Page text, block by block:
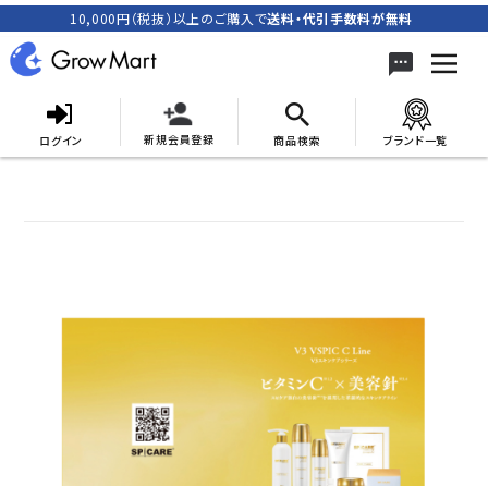
10,000円（税抜）以上のご購入で送料・代引手数料が無料
ログイン 新規会員登録 商品検索 ブランド一覧